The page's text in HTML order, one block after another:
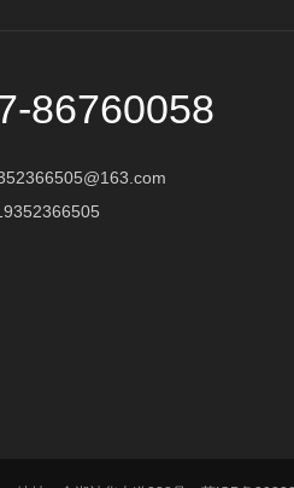
86760058